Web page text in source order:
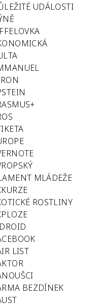
UDÁLOSTI
MLÁDEŽE
ROSTLINY
LIST
BEZDÍNEK